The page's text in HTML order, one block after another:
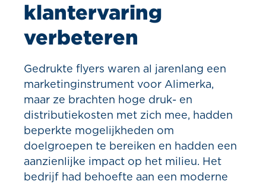
klantervaring
verbeteren
Gedrukte flyers waren al jarenlang een
marketinginstrument voor Alimerka,
maar ze brachten hoge druk- en
distributiekosten met zich mee, hadden
beperkte mogelijkheden om
doelgroepen te bereiken en hadden een
aanzienlijke impact op het milieu. Het
bedrijf had behoefte aan een moderne